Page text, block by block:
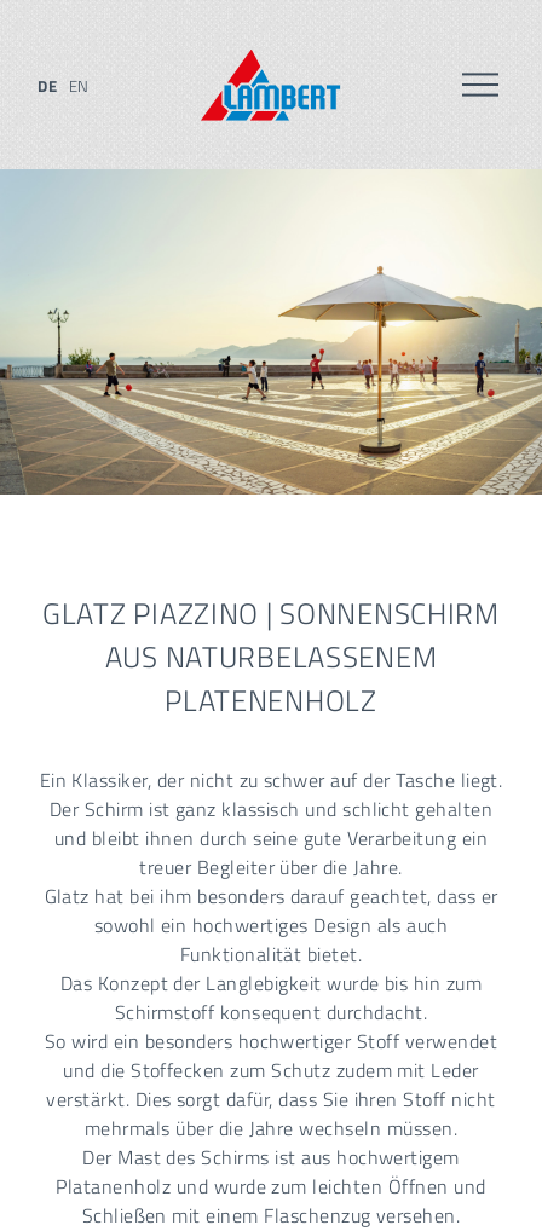
DE EN
GLATZ PIAZZINO | SONNENSCHIRM
AUS NATURBELASSENEM
PLATENENHOLZ
Ein Klassiker, der nicht zu schwer auf der Tasche liegt.
Der Schirm ist ganz klassisch und schlicht gehalten
und bleibt ihnen durch seine gute Verarbeitung ein
treuer Begleiter über die Jahre.
Glatz hat bei ihm besonders darauf geachtet, dass er
sowohl ein hochwertiges Design als auch
Funktionalität bietet.
Das Konzept der Langlebigkeit wurde bis hin zum
Schirmstoff konsequent durchdacht.
So wird ein besonders hochwertiger Stoff verwendet
und die Stoffecken zum Schutz zudem mit Leder
verstärkt. Dies sorgt dafür, dass Sie ihren Stoff nicht
mehrmals über die Jahre wechseln müssen.
Der Mast des Schirms ist aus hochwertigem
Platanenholz und wurde zum leichten Öffnen und
Schließen mit einem Flaschenzug versehen.